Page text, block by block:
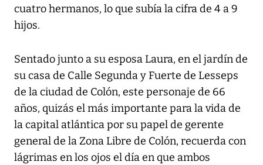
cuatro hermanos, lo que subía la cifra de 4 a 9
hijos.
Sentado junto a su esposa Laura, en el jardín de
su casa de Calle Segunda y Fuerte de Lesseps
de la ciudad de Colón, este personaje de 66
años, quizás el más importante para la vida de
la capital atlántica por su papel de gerente
general de la Zona Libre de Colón, recuerda con
lágrimas en los ojos el día en que ambos